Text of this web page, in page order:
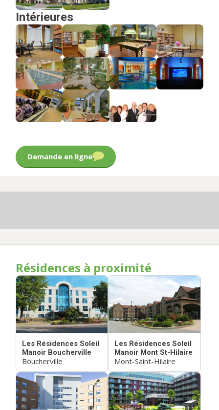
Intérieures
Demande en ligne
Résidences à proximité
Les Résidences Soleil
Manoir Boucherville
Boucherville
Les Résidences Soleil
Manoir Mont St-Hilaire
Mont-Saint-Hilaire